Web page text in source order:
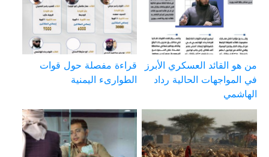
من هو القائد العسكري الأبرز
في المواجهات الحالية رداد
الهاشمي
قراءة مفصلة حول قوات
الطوارىء اليمنية